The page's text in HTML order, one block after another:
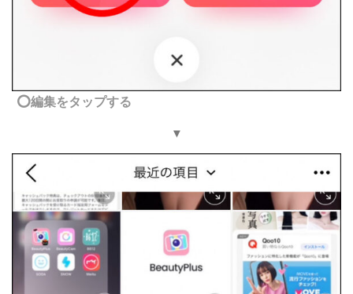
⭕️編集をタップする
▼